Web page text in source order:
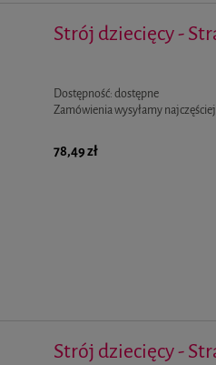
Strój dziecięcy -
Dostępność:dostępne
Zamówienia wysyłamy
78,49 zł
Strój dziecięcy -